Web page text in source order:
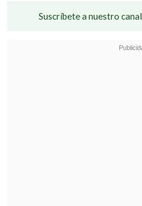
Suscríbete a nuestro